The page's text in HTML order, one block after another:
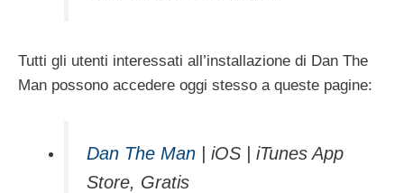
Tutti gli utenti interessati all’installazione di Dan The
Man possono accedere oggi stesso a queste pagine:
Dan The Man | iOS | iTunes App
Store, Gratis